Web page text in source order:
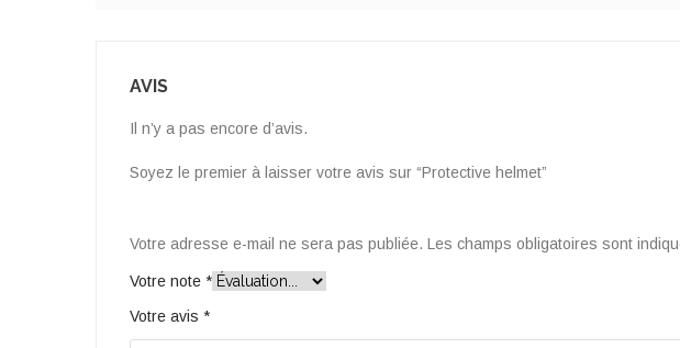
AVIS
Il n’y a pas encore d’avis.
Soyez le premier à laisser votre avis sur “Protective helmet”
Votre adresse e-mail ne sera pas publiée. Les champs obligatoires sont
Votre note *
Votre avis *